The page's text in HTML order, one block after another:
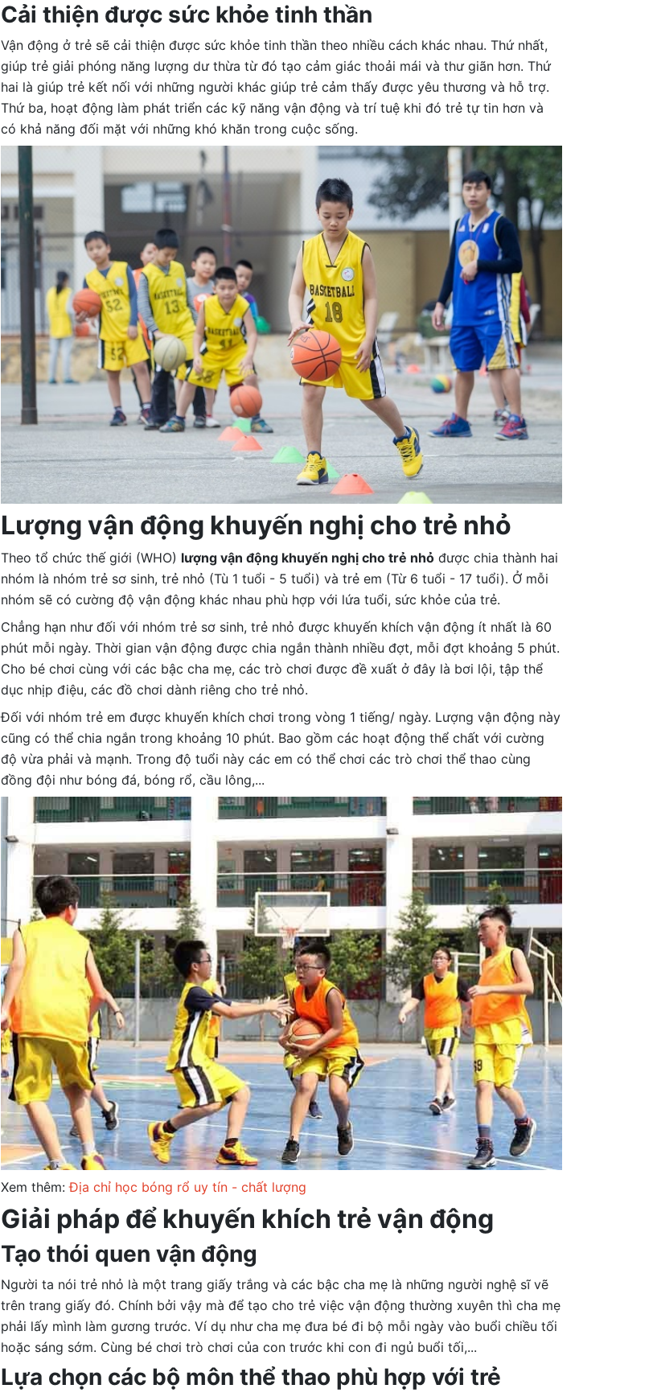
Cải thiện được sức khỏe tinh thần
Vận động ở trẻ sẽ cải thiện được sức khỏe tinh thần theo nhiều cách khác nhau. Thứ nhất,
giúp trẻ giải phóng năng lượng dư thừa từ đó tạo cảm giác thoải mái và thư giãn hơn. Thứ
hai là giúp trẻ kết nối với những người khác giúp trẻ cảm thấy được yêu thương và hỗ trợ.
Thứ ba, hoạt động làm phát triển các kỹ năng vận động và trí tuệ khi đó trẻ tự tin hơn và
có khả năng đối mặt với những khó khăn trong cuộc sống.
Lượng vận động khuyến nghị cho trẻ nhỏ
Theo tổ chức thế giới (WHO) lượng vận động khuyến nghị cho trẻ nhỏ được chia thành hai
nhóm là nhóm trẻ sơ sinh, trẻ nhỏ (Tù 1 tuổi - 5 tuổi) và trẻ em (Từ 6 tuổi - 17 tuổi). Ở mỗi
nhóm sẽ có cường độ vận động khác nhau phù hợp với lứa tuổi, sức khỏe của trẻ.
Chẳng hạn như đối với nhóm trẻ sơ sinh, trẻ nhỏ được khuyến khích vận động ít nhất là 60
phút mỗi ngày. Thời gian vận động được chia ngắn thành nhiều đợt, mỗi đợt khoảng 5 phút.
Cho bé chơi cùng với các bậc cha mẹ, các trò chơi được đề xuất ở đây là bơi lội, tập thể
dục nhịp điệu, các đồ chơi dành riêng cho trẻ nhỏ.
Đối với nhóm trẻ em được khuyến khích chơi trong vòng 1 tiếng/ ngày. Lượng vận động này
cũng có thể chia ngắn trong khoảng 10 phút. Bao gồm các hoạt động thể chất với cường
độ vừa phải và mạnh. Trong độ tuổi này các em có thể chơi các trò chơi thể thao cùng
đồng đội như bóng đá, bóng rổ, cầu lông,...
Xem thêm:Địa chỉ học bóng rổ uy tín - chất lượng
Giải pháp để khuyến khích trẻ vận động
Tạo thói quen vận động
Người ta nói trẻ nhỏ là một trang giấy trắng và các bậc cha mẹ là những người nghệ sĩ vẽ
trên trang giấy đó. Chính bởi vậy mà để tạo cho trẻ việc vận động thường xuyên thì cha mẹ
phải lấy mình làm gương trước. Ví dụ như cha mẹ đưa bé đi bộ mỗi ngày vào buổi chiều tối
hoặc sáng sớm. Cùng bé chơi trò chơi của con trước khi con đi ngủ buổi tối,...
Lựa chọn các bộ môn thể thao phù hợp với trẻ